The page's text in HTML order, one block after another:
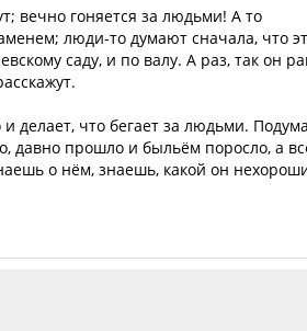
вечно гоняется за людьми! А то
люди-то думают сначала, что
саду, и по валу. А раз, так он
делает, что бегает за людьми.
давно прошло и быльём поросло, а
о нём, знаешь, какой он